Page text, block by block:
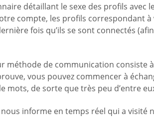
détaillant le sexe des profils avec
compte, les profils correspondant
fois qu’ils se sont connectés
de communication consiste
vous pouvez commencer à
mots, de sorte que très peu d’entre
informe en temps réel qui a